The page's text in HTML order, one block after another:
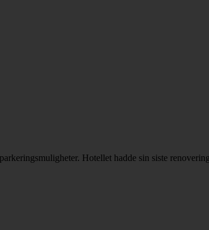
Hotellet hadde sin siste